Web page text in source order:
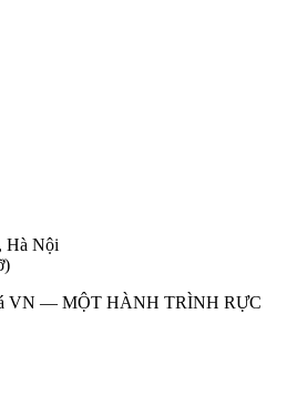
Hà Nội
VN — MỘT HÀNH TRÌNH RỰC